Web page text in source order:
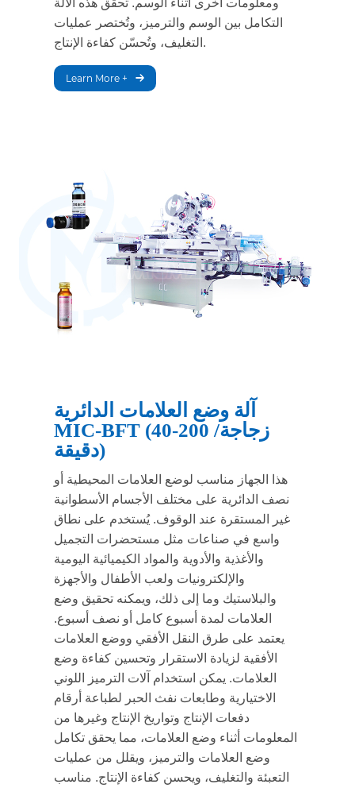
ومعلومات أخرى أثناء الوسم. تحقق هذه الآلة
التكامل بين الوسم والترميز، وتُختصر عمليات
التغليف، وتُحسّن كفاءة الإنتاج.
Learn More +
آلة وضع العلامات الدائرية
MIC-BFT (40-200 زجاجة/
دقيقة)
هذا الجهاز مناسب لوضع العلامات المحيطية أو
نصف الدائرية على مختلف الأجسام الأسطوانية
غير المستقرة عند الوقوف. يُستخدم على نطاق
واسع في صناعات مثل مستحضرات التجميل
والأغذية والأدوية والمواد الكيميائية اليومية
والإلكترونيات ولعب الأطفال والأجهزة
والبلاستيك وما إلى ذلك، ويمكنه تحقيق وضع
العلامات لمدة أسبوع كامل أو نصف أسبوع.
يعتمد على طرق النقل الأفقي ووضع العلامات
الأفقية لزيادة الاستقرار وتحسين كفاءة وضع
العلامات. يمكن استخدام آلات الترميز اللوني
الاختيارية وطابعات نفث الحبر لطباعة أرقام
دفعات الإنتاج وتواريخ الإنتاج وغيرها من
المعلومات أثناء وضع العلامات، مما يحقق تكامل
وضع العلامات والترميز، ويقلل من عمليات
التعبئة والتغليف، ويحسن كفاءة الإنتاج. مناسب